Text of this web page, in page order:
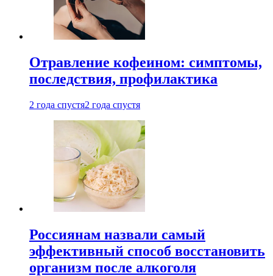
Отравление кофеином: симптомы,
последствия, профилактика
2 года спустя2 года спустя
Россиянам назвали самый
эффективный способ восстановить
организм после алкоголя